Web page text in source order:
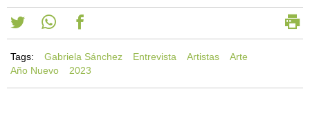
Tags: Gabriela Sánchez Entrevista Artistas
Arte
Año Nuevo
2023